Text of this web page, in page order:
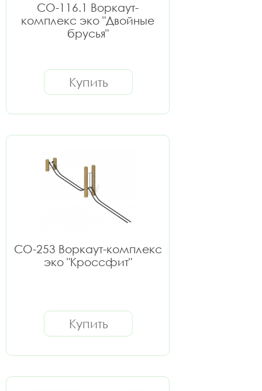
СО-116.1 Воркаут-
комплекс эко "Двойные
брусья"
Купить
СО-253 Воркаут-комплекс
эко "Кроссфит"
Купить